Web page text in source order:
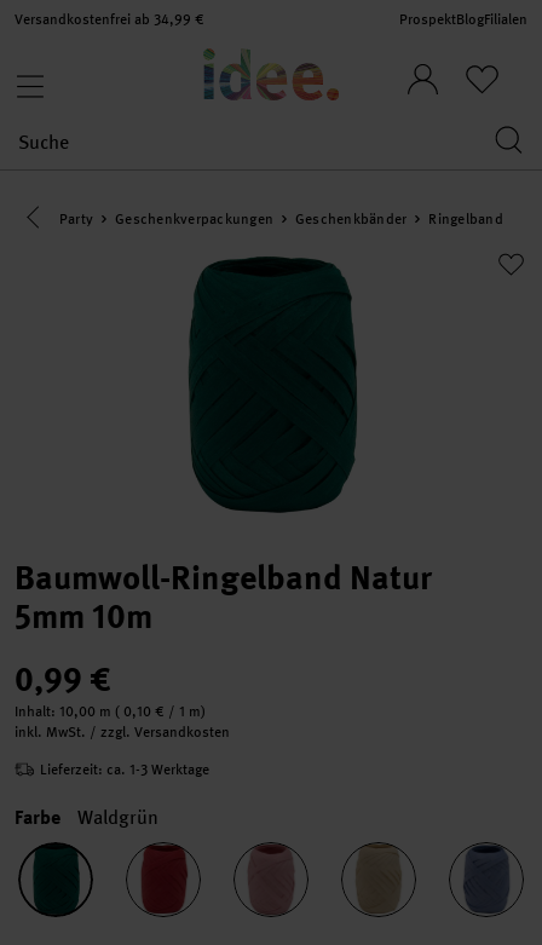
Versandkostenfrei ab 34,99 € ProspektBlogFilialen
Eine Kategorie zurück navigieren
Party Geschenkverpackungen Geschenkbänder Ringelband
Baumwoll-Ringelband Natur
5mm 10m
0,99 €
Inhalt: 10,00 m ( 0,10 € / 1 m)
inkl. MwSt. / zzgl. Versandkosten
Lieferzeit: ca. 1-3 Werktage
Farbe Waldgrün